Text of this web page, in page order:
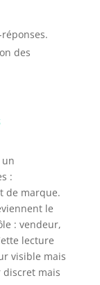
des
un
:
de marque.
le
: vendeur,
lecture
visible mais
discret mais